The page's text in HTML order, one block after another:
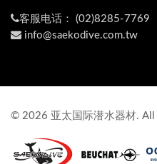
客服电话： (02)8285-7769
info@saekodive.com.tw
© 2026 亚太国际潜水器材. All